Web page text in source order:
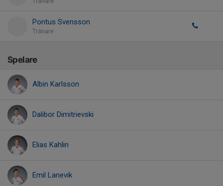
Pontus Svensson
Tränare
Spelare
Albin Karlsson
Dalibor Dimitrievski
Elias Kahlin
Emil Lanevik